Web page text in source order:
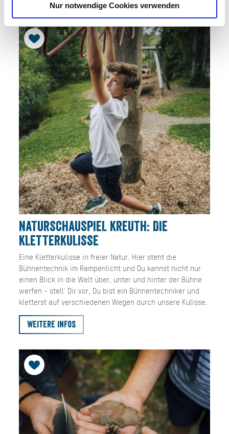
Nur notwendige Cookies verwenden
NATURSCHAUSPIEL KREUTH: DIE
KLETTERKULISSE
Eine Kletterkulisse in freier Natur. Hier steht die
Bühnentechnik im Rampenlicht und Du kannst nicht nur
einen Blick in die Welt über, unter und hinter der Bühne
werfen - stell' Dir vor, Du bist ein Bühnentechniker und
kletterst auf verschiedenen Wegen durch unsere Kulisse.
Weitere Infos